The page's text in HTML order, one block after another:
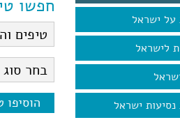
על ישראל
לישראל
נסיעות ישראל
חפשו